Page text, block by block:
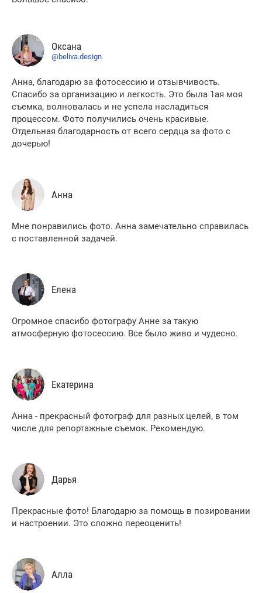
Оксана
@beliva.design
Анна, благодарю за фотосессию и отзывчивость.
Спасибо за организацию и легкость. Это была 1ая моя
съемка, волновалась и не успела насладиться
процессом. Фото получились очень красивые.
Отдельная благодарность от всего сердца за фото с
дочерью!
Анна
Мне понравились фото. Анна замечательно справилась
с поставленной задачей.
Елена
Огромное спасибо фотографу Анне за такую
атмосферную фотосессию. Все было живо и чудесно.
Екатерина
Анна - прекрасный фотограф для разных целей, в том
числе для репортажные съемок. Рекомендую.
Дарья
Прекрасные фото! Благодарю за помощь в позировании
и настроении. Это сложно переоценить!
Алла